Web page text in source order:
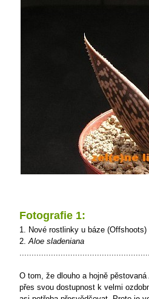
Fotografie 1:
1. Nové rostlinky u báze (Offshoots)
2. Aloe sladeniana
O tom, že dlouho a hojně pěstovaná
přes svou dostupnost k velmi